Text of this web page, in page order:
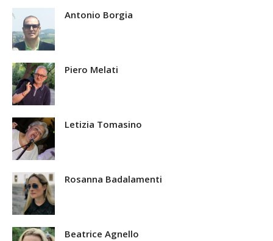
Antonio Borgia
Piero Melati
Letizia Tomasino
Rosanna Badalamenti
Beatrice Agnello